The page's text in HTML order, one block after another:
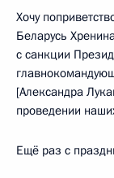
Хочу
Беларусь
с санкции
[Александра
проведении
Ещё раз с